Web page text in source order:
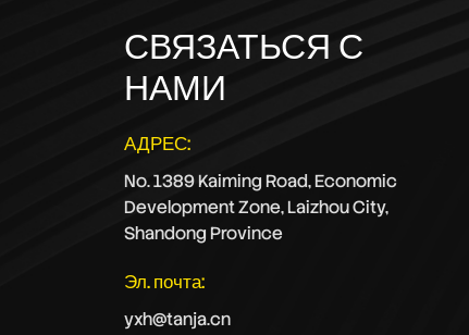
СВЯЗАТЬСЯ С
НАМИ
АДРЕС:
No. 1389 Kaiming Road, Economic
Development Zone, Laizhou City,
Shandong Province
Эл. почта:
yxh@tanja.cn